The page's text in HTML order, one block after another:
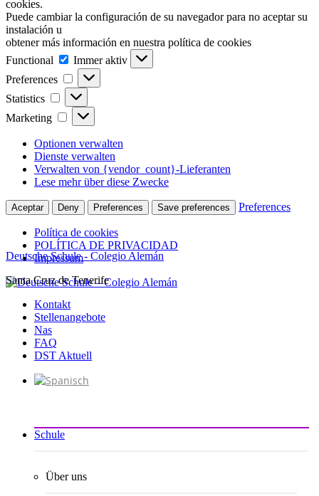
cookies.
Puede cambiar la configuración de su navegador para no aceptar su
instalación u
obtener más información en nuestra política de cookies
Functional
Functional
Immer aktiv
Preferences
Preferences
Statistics Statistics
Marketing Marketing
Optionen verwalten
Dienste verwalten
Verwalten von {vendor_count}-Lieferanten
Lese mehr über diese Zwecke
Aceptar Deny Preferences Save preferences Preferences
Política de cookies
POLÍTICA DE PRIVACIDAD
Impressum
Zum
springen
Deutsche Schule - Colegio Alemán
Santa Cruz de Tenerife
Kontakt
Stellenangebote
Nas
FAQ
DST Aktuell
Schule
Über uns